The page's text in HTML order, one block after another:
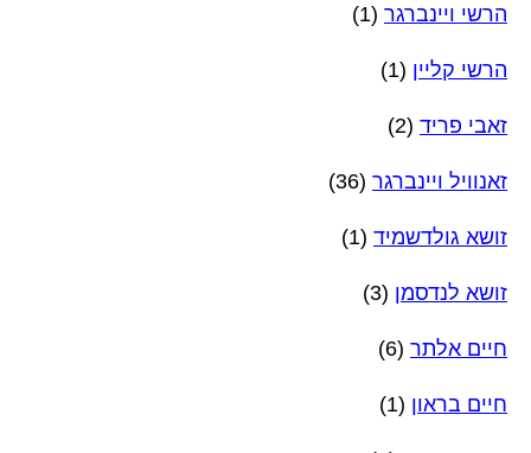
הרשי ויינברגר (1)
הרשי קליין (1)
זאבי פריד (2)
זאנוויל ויינברגר (36)
זושא גולדשמיד (1)
זושא לנדסמן (3)
חיים אלתר (6)
חיים בראון (1)